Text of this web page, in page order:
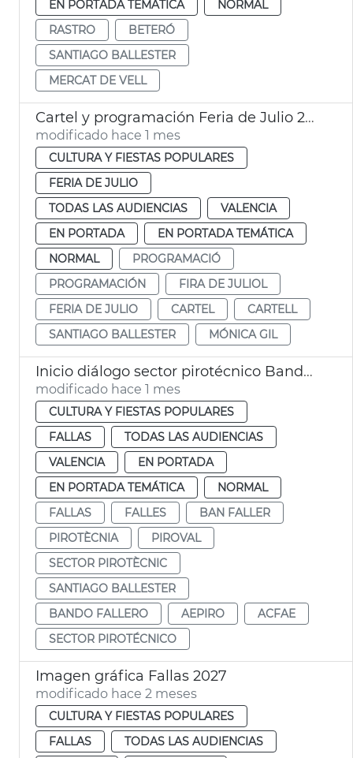
EN PORTADA TEMÁTICA
NORMAL
RASTRO
BETERÓ
SANTIAGO BALLESTER
MERCAT DE VELL
Cartel y programación Feria de Julio 2026
modificado hace 1 mes
CULTURA Y FIESTAS POPULARES
FERIA DE JULIO
TODAS LAS AUDIENCIAS
VALENCIA
EN PORTADA
EN PORTADA TEMÁTICA
NORMAL
PROGRAMACIÓ
PROGRAMACIÓN
FIRA DE JULIOL
FERIA DE JULIO
CARTEL
CARTELL
SANTIAGO BALLESTER
MÓNICA GIL
Inicio diálogo sector pirotécnico Bando Faller
modificado hace 1 mes
CULTURA Y FIESTAS POPULARES
FALLAS
TODAS LAS AUDIENCIAS
VALENCIA
EN PORTADA
EN PORTADA TEMÁTICA
NORMAL
FALLAS
FALLES
BAN FALLER
PIROTÈCNIA
PIROVAL
SECTOR PIROTÈCNIC
SANTIAGO BALLESTER
BANDO FALLERO
AEPIRO
ACFAE
SECTOR PIROTÉCNICO
Imagen gráfica Fallas 2027
modificado hace 2 meses
CULTURA Y FIESTAS POPULARES
FALLAS
TODAS LAS AUDIENCIAS